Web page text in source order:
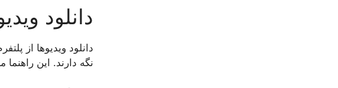
دانلود
نگه دارند. این